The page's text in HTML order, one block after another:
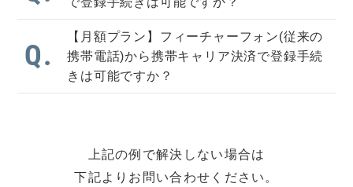
Q.
【月額プラン】フィーチャーフォン(従来の
携帯電話)から携帯キャリア決済で登録手続
きは可能ですか？
上記の例で解決しない場合は
下記よりお問い合わせください。